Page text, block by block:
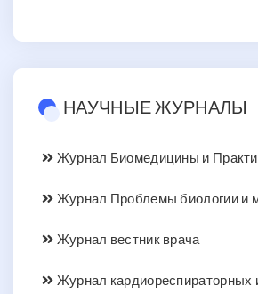
НАУЧНЫЕ ЖУРНАЛЫ
Журнал Биомедицины и
Журнал Проблемы биологии и
Журнал вестник врача
Журнал кардиореспираторных